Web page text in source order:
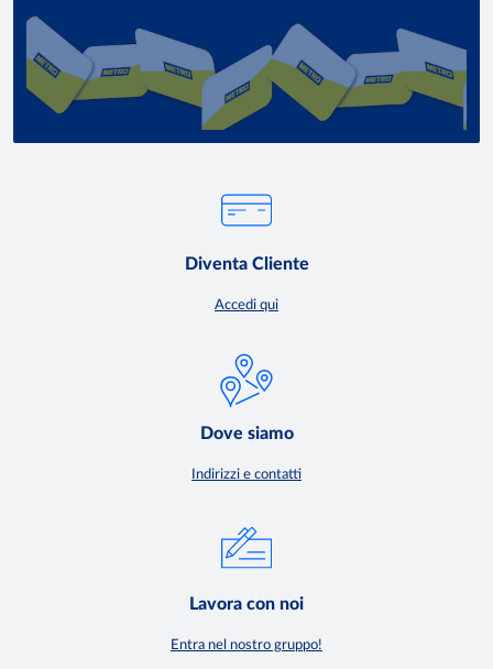
Diventa Cliente
Accedi qui
Dove siamo
Indirizzi e contatti
Lavora con noi
Entra nel nostro gruppo!